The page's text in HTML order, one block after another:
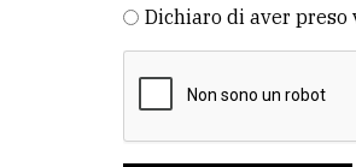
Dichiaro di aver